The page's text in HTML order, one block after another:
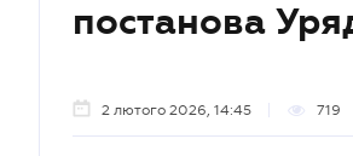
постанова
2 лютого 2026, 14:45 719